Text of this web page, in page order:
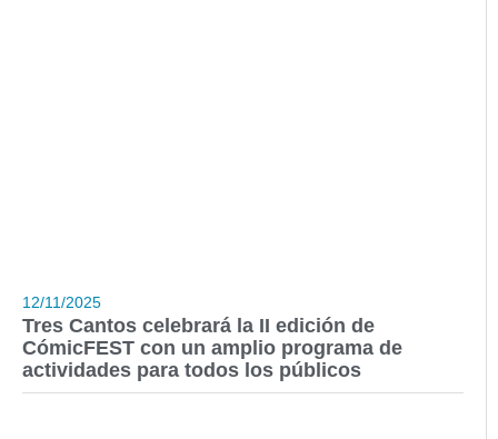
12/11/2025
Tres Cantos celebrará la II edición de
CómicFEST con un amplio programa de
actividades para todos los públicos